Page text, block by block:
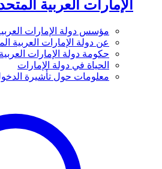
الإمارات العربية
مؤسس دولة الإمارات
عن دولة الإمارات العربية
حكومة دولة الإمارات
الحياة في دولة الإمارات
معلومات حول تأشيرة